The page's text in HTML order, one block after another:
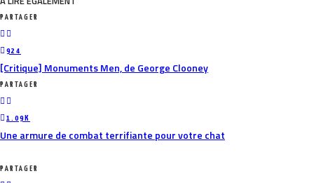
PARTAGER
924
[Critique] Monuments Men, de George Clooney
PARTAGER
1.09K
Une armure de combat terrifiante pour votre chat
PARTAGER